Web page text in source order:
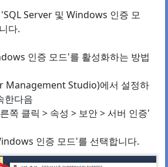
Server 및 Windows 인증 모
다.
인증 모드'를 활성화하는 방법
Management Studio)에서 설정하
한다음
쪽 클릭 > 속성 > 보안 > 서버 인증'
인증 모드'를 선택합니다.